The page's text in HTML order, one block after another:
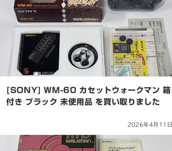
[SONY] WM-60 カセットウォークマン 箱
付き ブラック 未使用品 を買い取りました
2026年4月11日